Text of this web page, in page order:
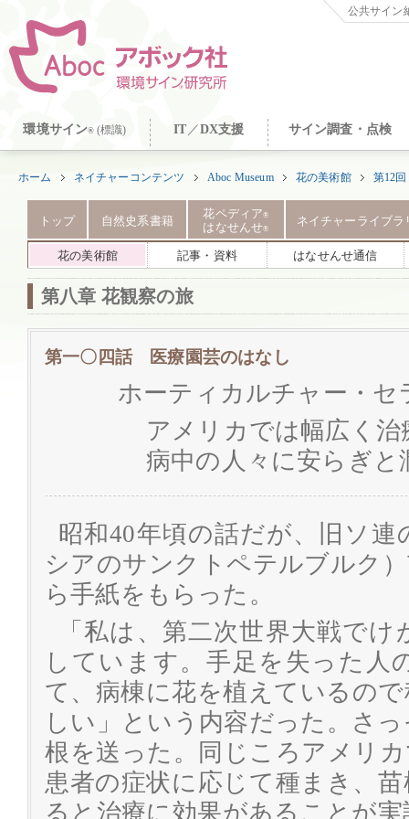
公共サイン
環境サイン® (標識) IT ／DX支援 サイン調査・点検
ホーム ネイチャーコンテンツ Aboc Museum 花の美術館 第12
トップ 自然史系書籍
花ペディア®
はなせんせ®
ネイチャーライブラ
花の美術館 記事・資料 はなせんせ通信
第八章 花観察の旅
第一〇四話 医療園芸のはなし
ホーティカルチャー・セ
アメリカでは幅広く
病中の人々に安らぎ
昭和40年頃の話だが、旧ソ
シアのサンクトペテルブルク
ら手紙をもらった。
「私は、第二次世界大戦で
しています。手足を失った人
て、病棟に花を植えているの
しい」という内容だった。さ
根を送った。同じころアメリ
患者の症状に応じて種まき、
ると治療に効果があることが